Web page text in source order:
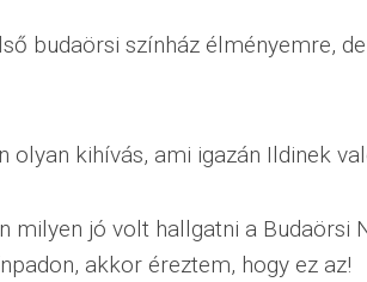
budaörsi színház élményemre,
olyan kihívás, ami igazán Ildinek
milyen jó volt hallgatni a Budaörsi
akkor éreztem, hogy ez az!